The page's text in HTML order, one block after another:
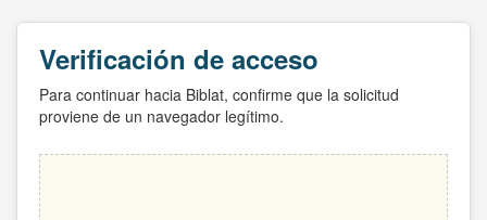
Verificación de acceso
Para continuar hacia Biblat, confirme que la solicitud
proviene de un navegador legítimo.